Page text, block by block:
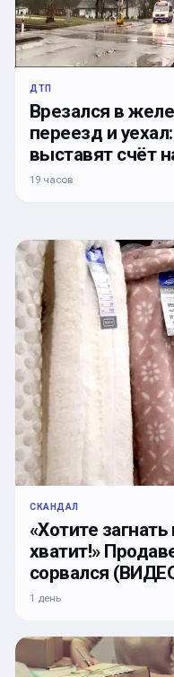
ДТП
Врезался в
переезд и
выставят счёт
19 часов
СКАНДАЛ
«Хотите
хватит!»
сорвался
1 день